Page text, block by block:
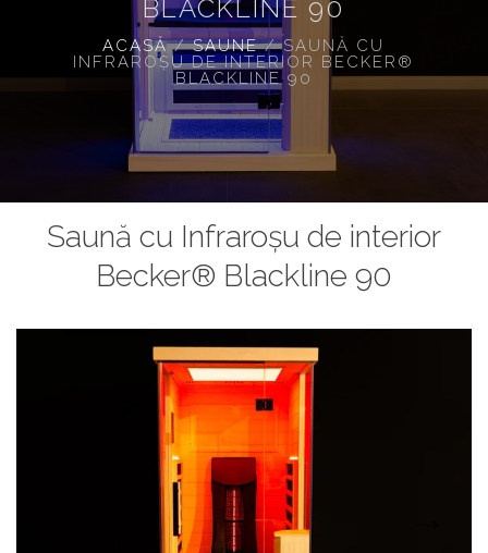
BLACKLINE 90
ACASĂ/SAUNE/SAUNĂ CU
INFRAROŞU DE INTERIOR BECKER®
BLACKLINE 90
Saună cu Infraroşu de interior
Becker® Blackline 90